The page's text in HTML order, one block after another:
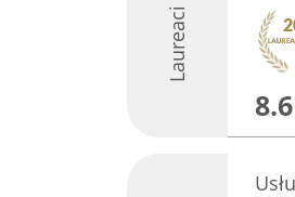
Laureaci
8.6